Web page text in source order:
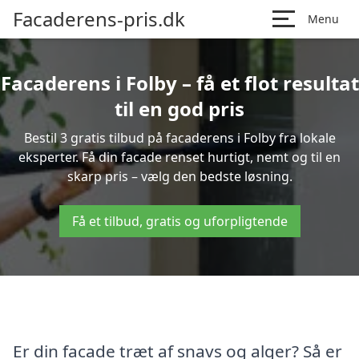
Facaderens-pris.dk Menu
Facaderens i Folby – få et flot resultat
til en god pris
Bestil 3 gratis tilbud på facaderens i Folby fra lokale
eksperter. Få din facade renset hurtigt, nemt og til en
skarp pris – vælg den bedste løsning.
Få et tilbud, gratis og uforpligtende
Er din facade træt af snavs og alger? Så er